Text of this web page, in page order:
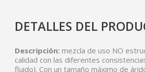
DETALLES DEL
Descripción: mezcla de uso NO
calidad con las diferentes
fluido). Con un tamaño máximo de